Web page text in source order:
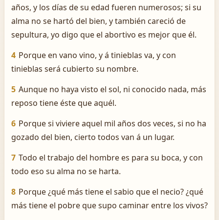
años, y los días de su edad fueren numerosos; si su
alma no se hartó del bien, y también careció de
sepultura, yo digo que el abortivo es mejor que él.
4 Porque en vano vino, y á tinieblas va, y con
tinieblas será cubierto su nombre.
5 Aunque no haya visto el sol, ni conocido nada, más
reposo tiene éste que aquél.
6 Porque si viviere aquel mil años dos veces, si no ha
gozado del bien, cierto todos van á un lugar.
7 Todo el trabajo del hombre es para su boca, y con
todo eso su alma no se harta.
8 Porque ¿qué más tiene el sabio que el necio? ¿qué
más tiene el pobre que supo caminar entre los vivos?